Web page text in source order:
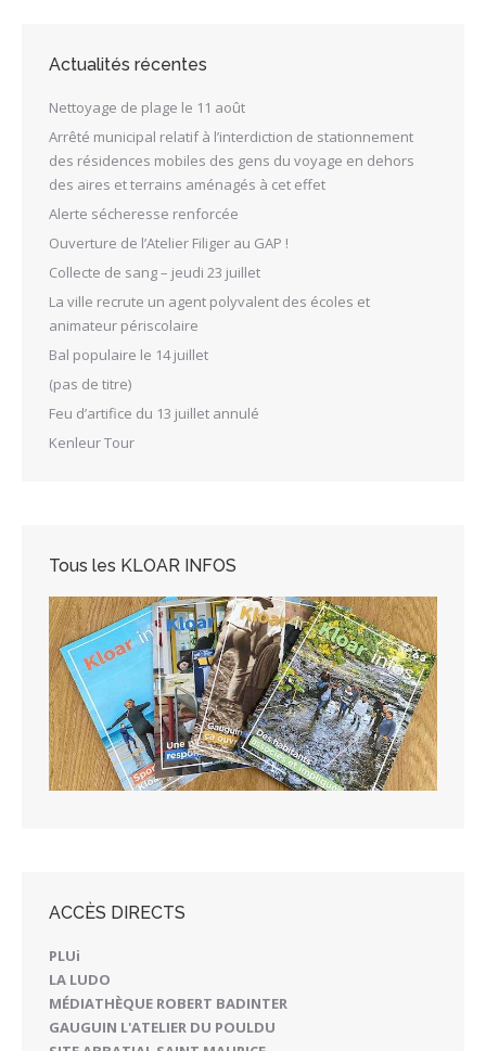
Actualités récentes
Nettoyage de plage le 11 août
Arrêté municipal relatif à l’interdiction de stationnement
des résidences mobiles des gens du voyage en dehors
des aires et terrains aménagés à cet effet
Alerte sécheresse renforcée
Ouverture de l’Atelier Filiger au GAP !
Collecte de sang – jeudi 23 juillet
La ville recrute un agent polyvalent des écoles et
animateur périscolaire
Bal populaire le 14 juillet
(pas de titre)
Feu d’artifice du 13 juillet annulé
Kenleur Tour
Tous les KLOAR INFOS
ACCÈS DIRECTS
PLUi
LA LUDO
MÉDIATHÈQUE ROBERT BADINTER
GAUGUIN L'ATELIER DU POULDU